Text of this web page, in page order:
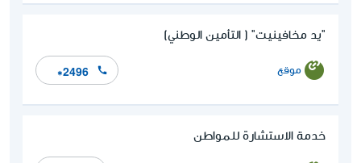
"يد مخافينيت" ( التأمين الوطني)
موقع *2496
خدمة الاستشارة للمواطن